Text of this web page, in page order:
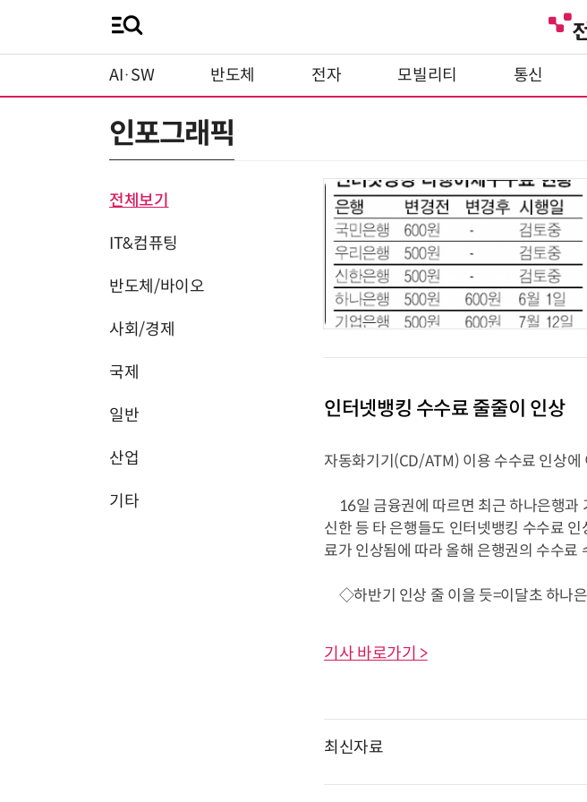
AI·SW 반도체 전자 모빌리티 통신
인포그래픽
전체보기
IT&컴퓨팅
반도체/바이오
사회/경제
국제
일반
산업
기타
인터넷뱅킹 수수료 줄줄이 인상
자동화기기(CD/ATM) 이용 수수료 인상
16일 금융권에 따르면 최근 하나은행과
신한 등 타 은행들도 인터넷뱅킹 수수료
료가 인상됨에 따라 올해 은행권의 수수료
◇하반기 인상 줄 이을 듯=이달초 하나
기사 바로가기 >
최신자료